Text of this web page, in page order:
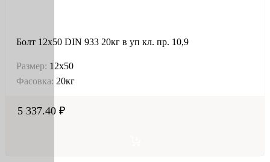
Болт 12х50 DIN 933 20кг в уп кл. пр. 10,9
Размер: 12х50
Фасовка: 20кг
5 337.40 ₽